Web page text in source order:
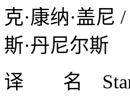
克·康纳·盖尼
斯·丹尼尔斯
译 名